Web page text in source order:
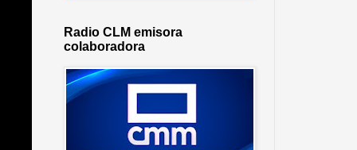
Radio CLM emisora
colaboradora